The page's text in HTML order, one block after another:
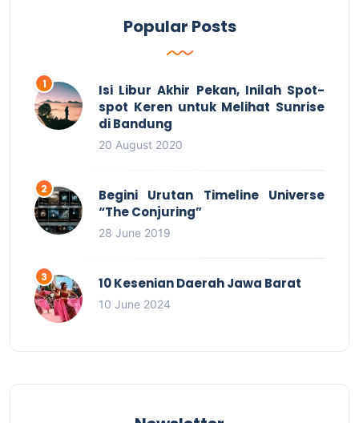
Popular Posts
Isi Libur Akhir Pekan, Inilah Spot-
spot Keren untuk Melihat Sunrise
di Bandung
20 August 2020
Begini Urutan Timeline Universe
“The Conjuring”
28 June 2019
10 Kesenian Daerah Jawa Barat
10 June 2024